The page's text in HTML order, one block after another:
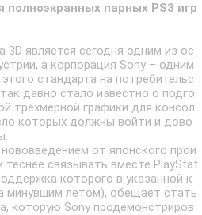
полноэкранных парных PS3 игр
является сегодня одним из ос
а корпорация Sony – одним
стандарта на потребительс
давно стало известно о подго
трехмерной графики для консол
которых должны войти и дово
от японского прои
связывать вместе PlayStat
которого в указанной к
минувшим летом), обещает стать
которую Sony продемонстриров